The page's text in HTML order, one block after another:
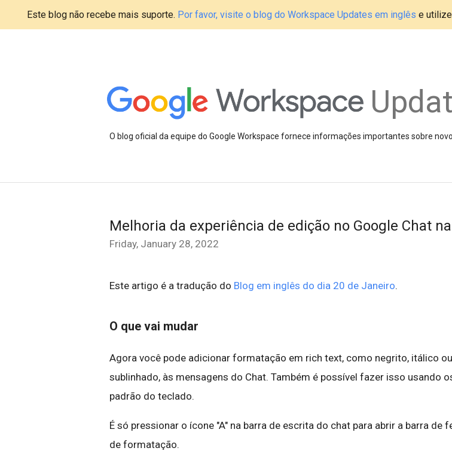
Este blog não recebe mais suporte. Por favor, visite o blog do Workspace Updates em inglês e
O blog oficial da equipe do Google Workspace fornece informações importantes sobre
Melhoria da experiência de edição no Google Chat
Friday, January 28, 2022
Este artigo é a tradução do Blog em inglês do dia 20 de Janeiro.
O que vai mudar
Agora você pode adicionar formatação em rich text, como negrito, itálico ou
sublinhado, às mensagens do Chat. Também é possível fazer isso usando
padrão do teclado.
É só pressionar o ícone "A" na barra de escrita do chat para abrir a barra de
de formatação.